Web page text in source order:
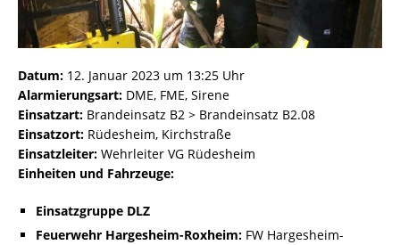
Datum: 12. Januar 2023 um 13:25 Uhr
Alarmierungsart: DME, FME, Sirene
Einsatzart: Brandeinsatz B2 > Brandeinsatz B2.08
Einsatzort: Rüdesheim, Kirchstraße
Einsatzleiter: Wehrleiter VG Rüdesheim
Einheiten und Fahrzeuge:
Einsatzgruppe DLZ
Feuerwehr Hargesheim-Roxheim: FW Hargesheim-